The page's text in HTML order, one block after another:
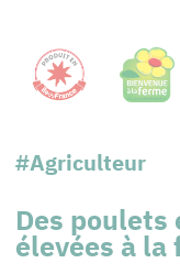
#Agriculteur
Des poulets
élevées à la